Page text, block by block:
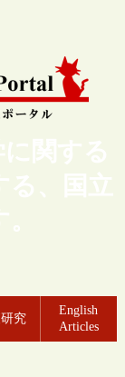
関する
る、国立
究
English
Articles